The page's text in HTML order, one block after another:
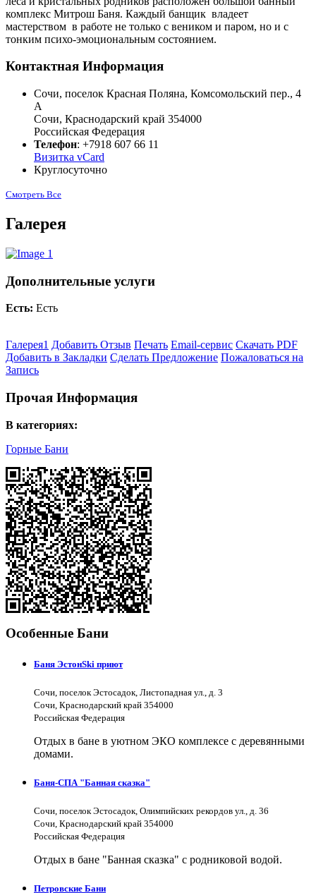
комплекс Митрош Баня. Каждый банщик владеет
мастерством в работе не только с веником и паром, но и с
тонким психо-эмоциональным состоянием.
Контактная Информация
Сочи, поселок Красная Поляна, Комсомольский пер., 4
А
Сочи, Краснодарский край 354000
Российская Федерация
Телефон: +7918 607 66 11
Визитка vCard
Круглосуточно
Смотреть Все
Галерея
Дополнительные услуги
Есть: Есть
Галерея1 Добавить Отзыв Печать Email-сервис Скачать PDF
Добавить в Закладки Сделать Предложение Пожаловаться на
Запись
Прочая Информация
В категориях:
Горные Бани
Особенные Бани
Баня ЭстонSki приют
Сочи, поселок Эстосадок, Листопадная ул., д. 3
Сочи, Краснодарский край 354000
Российская Федерация
Отдых в бане в уютном ЭКО комплексе с деревянными
домами.
Баня-СПА "Банная сказка"
Сочи, поселок Эстосадок, Олимпийских рекордов ул., д. 36
Сочи, Краснодарский край 354000
Российская Федерация
Отдых в бане "Банная сказка" с родниковой водой.
Петровские Бани